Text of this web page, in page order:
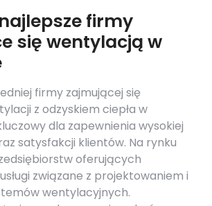
firmy
się wentylacją w
firmy zajmującej się
z odzyskiem ciepła w
dla zapewnienia wysokiej
satysfakcji klientów. Na rynku
oferujących
związane z projektowaniem i
wentylacyjnych.